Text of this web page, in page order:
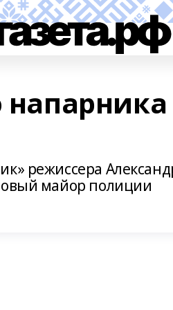
режиссера
майор полиции